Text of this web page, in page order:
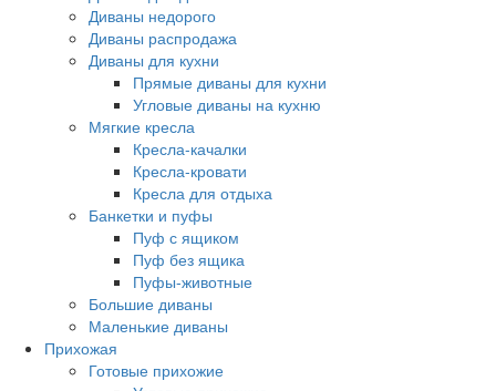
Диваны недорого
Диваны распродажа
Диваны для кухни
Прямые диваны для кухни
Угловые диваны на кухню
Мягкие кресла
Кресла-качалки
Кресла-кровати
Кресла для отдыха
Банкетки и пуфы
Пуф с ящиком
Пуф без ящика
Пуфы-животные
Большие диваны
Маленькие диваны
Прихожая
Готовые прихожие